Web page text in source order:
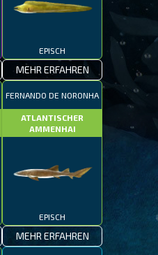
EPISCH
MEHR ERFAHREN
FERNANDO DE NORONHA
ATLANTISCHER
AMMENHAI
EPISCH
MEHR ERFAHREN